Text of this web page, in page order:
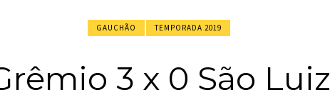
GAUCHÃO TEMPORADA 2019
3 x 0 São Luiz